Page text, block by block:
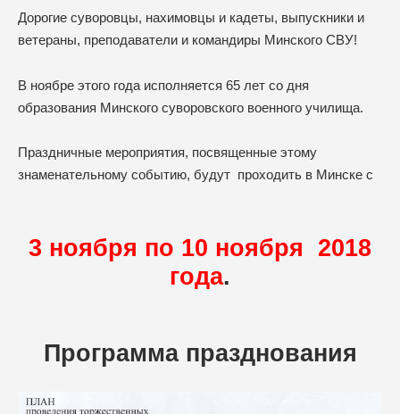
Дорогие суворовцы, нахимовцы и кадеты, выпускники и
ветераны, преподаватели и командиры Минского СВУ!
В ноябре этого года исполняется 65 лет со дня
образования Минского суворовского военного училища.
Праздничные мероприятия, посвященные этому
знаменательному событию, будут проходить в Минске с
3 ноября по 10 ноября 2018
года.
Программа празднования